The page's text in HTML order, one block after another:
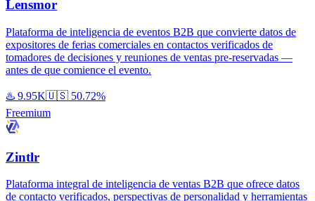
Lensmor
Plataforma de inteligencia de eventos B2B que convierte datos de
expositores de ferias comerciales en contactos verificados de
tomadores de decisiones y reuniones de ventas pre-reservadas —
antes de que comience el evento.
♨️ 9.95K🇺🇸 50.72%
Freemium
Zintlr
Plataforma integral de inteligencia de ventas B2B que ofrece datos
de contacto verificados, perspectivas de personalidad y herramientas